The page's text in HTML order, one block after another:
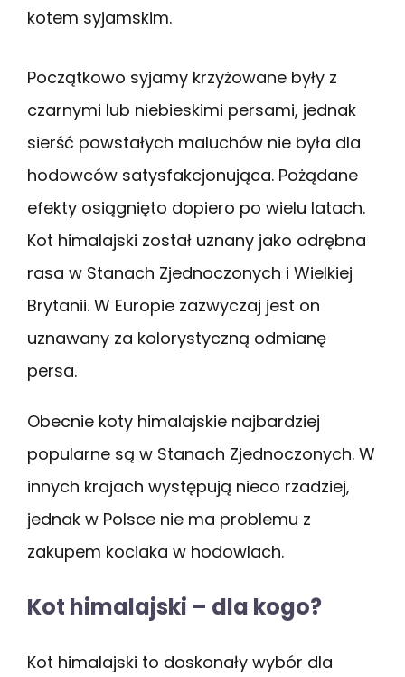
kotem syjamskim.
Początkowo syjamy krzyżowane były z
czarnymi lub niebieskimi persami, jednak
sierść powstałych maluchów nie była dla
hodowców satysfakcjonująca. Pożądane
efekty osiągnięto dopiero po wielu latach.
Kot himalajski został uznany jako odrębna
rasa w Stanach Zjednoczonych i Wielkiej
Brytanii. W Europie zazwyczaj jest on
uznawany za kolorystyczną odmianę
persa.
Obecnie koty himalajskie najbardziej
popularne są w Stanach Zjednoczonych. W
innych krajach występują nieco rzadziej,
jednak w Polsce nie ma problemu z
zakupem kociaka w hodowlach.
Kot himalajski – dla kogo?
Kot himalajski to doskonały wybór dla